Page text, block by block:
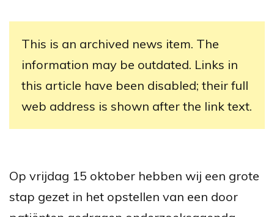
This is an archived news item. The
information may be outdated. Links in
this article have been disabled; their full
web address is shown after the link text.
Op vrijdag 15 oktober hebben wij een grote
stap gezet in het opstellen van een door